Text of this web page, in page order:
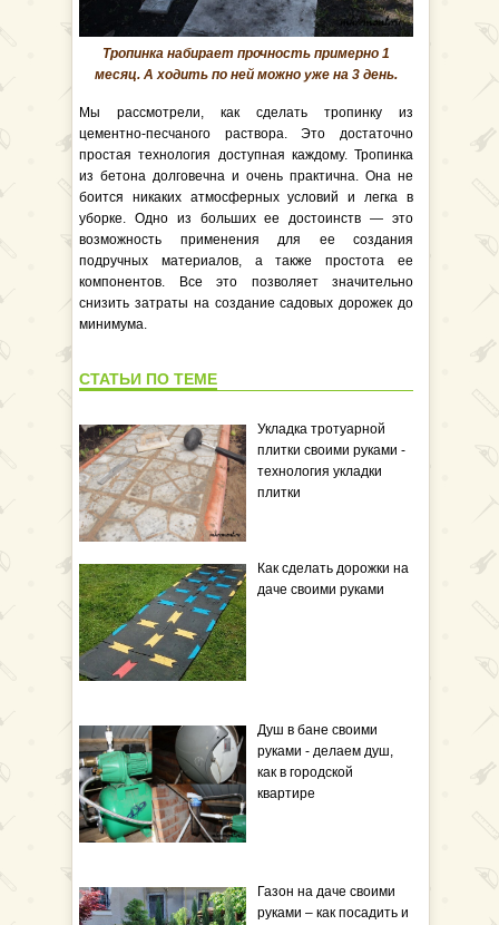
Тропинка набирает прочность примерно 1
месяц. А ходить по ней можно уже на 3 день.
Мы рассмотрели, как сделать тропинку из
цементно-песчаного раствора. Это достаточно
простая технология доступная каждому. Тропинка
из бетона долговечна и очень практична. Она не
боится никаких атмосферных условий и легка в
уборке. Одно из больших ее достоинств — это
возможность применения для ее создания
подручных материалов, а также простота ее
компонентов. Все это позволяет значительно
снизить затраты на создание садовых дорожек до
минимума.
СТАТЬИ ПО ТЕМЕ
Укладка тротуарной
плитки своими руками -
технология укладки
плитки
Как сделать дорожки на
даче своими руками
Душ в бане своими
руками - делаем душ,
как в городской
квартире
Газон на даче своими
руками – как посадить и